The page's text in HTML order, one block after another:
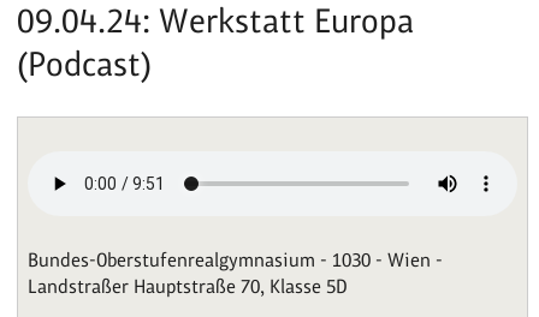
09.04.24: Werkstatt Europa
(Podcast)
Bundes-Oberstufenrealgymnasium - 1030 - Wien -
Landstraßer Hauptstraße 70, Klasse 5D